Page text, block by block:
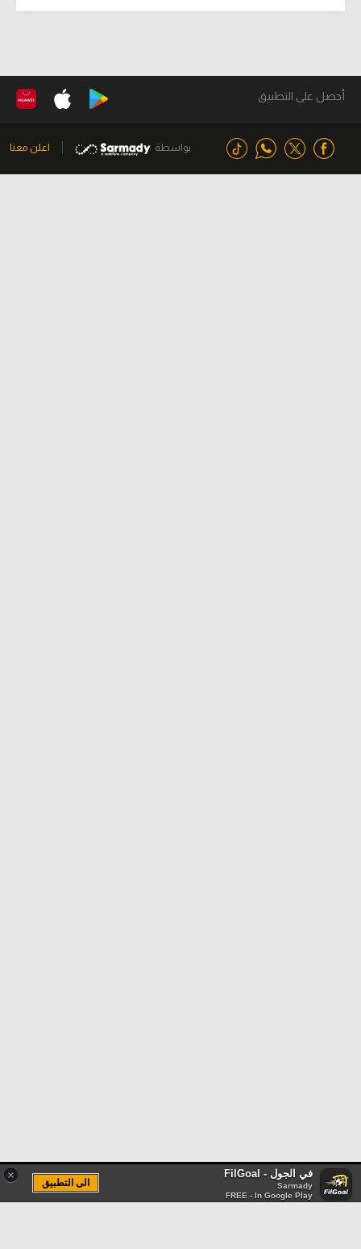
أحصل على التطبيق
بواسطة اعلن معنا
× في الجول - FilGoal
Sarmady
FREE - In Google Play
الى التطبيق